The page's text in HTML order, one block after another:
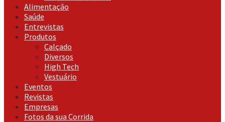
Alimentação
Saúde
Entrevistas
Produtos
Calçado
Diversos
High Tech
Vestuário
Eventos
Revistas
Empresas
Fotos da sua Corrida